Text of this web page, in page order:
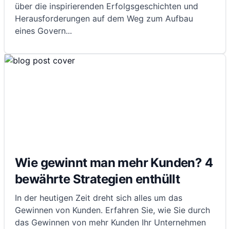
über die inspirierenden Erfolgsgeschichten und
Herausforderungen auf dem Weg zum Aufbau
eines Govern...
Wie gewinnt man mehr Kunden? 4
bewährte Strategien enthüllt
In der heutigen Zeit dreht sich alles um das
Gewinnen von Kunden. Erfahren Sie, wie Sie durch
das Gewinnen von mehr Kunden Ihr Unternehmen